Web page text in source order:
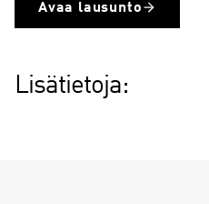
Avaa lausunto
Lisätietoja: